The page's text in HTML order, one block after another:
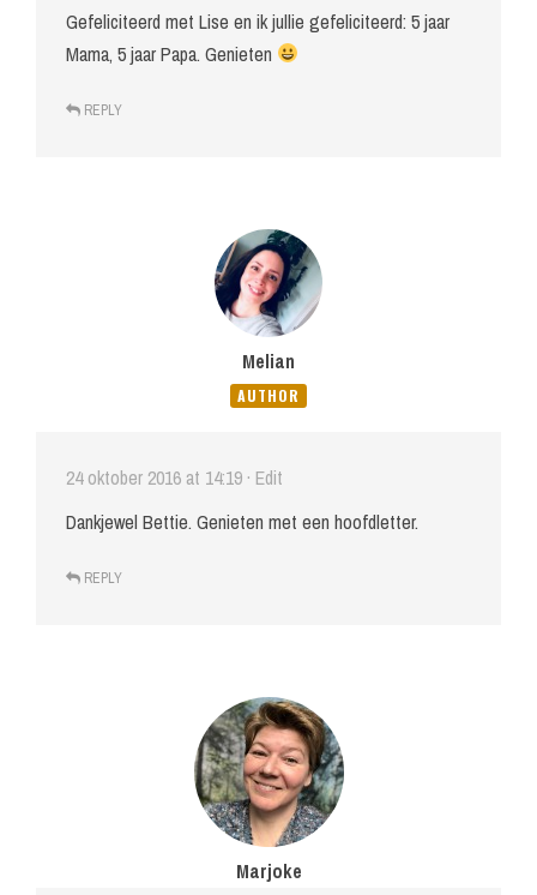
Gefeliciteerd met Lise en ik jullie gefeliciteerd: 5 jaar
Mama, 5 jaar Papa. Genieten
REPLY
Melian
AUTHOR
24 oktober 2016 at 14:19 · Edit
Dankjewel Bettie. Genieten met een hoofdletter.
REPLY
Marjoke